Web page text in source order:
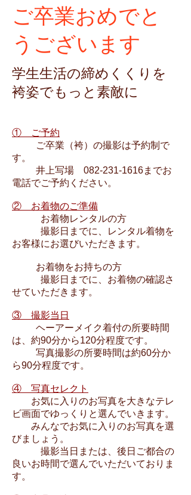
ご卒業おめでと
うございます
学生生活の締めくくりを
袴姿でもっと素敵に
① ご予約
ご卒業（袴）の撮影は予約制で
す。
井上写場 082-231-1616までお
電話でご予約ください。
② お着物のご準備
お着物レンタルの方
撮影日までに、レンタル着物を
お客様にお選びいただきます。
お着物をお持ちの方
撮影日までに、お着物の確認さ
せていただきます。
③ 撮影当日
ヘーアーメイク着付の所要時間
は、約90分から120分程度です。
写真撮影の所要時間は約60分か
ら90分程度です。
④ 写真セレクト
お気に入りのお写真を大きなテレ
ビ画面でゆっくりと選んでいきます。
みんなでお気に入りのお写真を選
びましょう。
撮影当日または、後日ご都合の
良いお時間で選んでいただいておりま
す。